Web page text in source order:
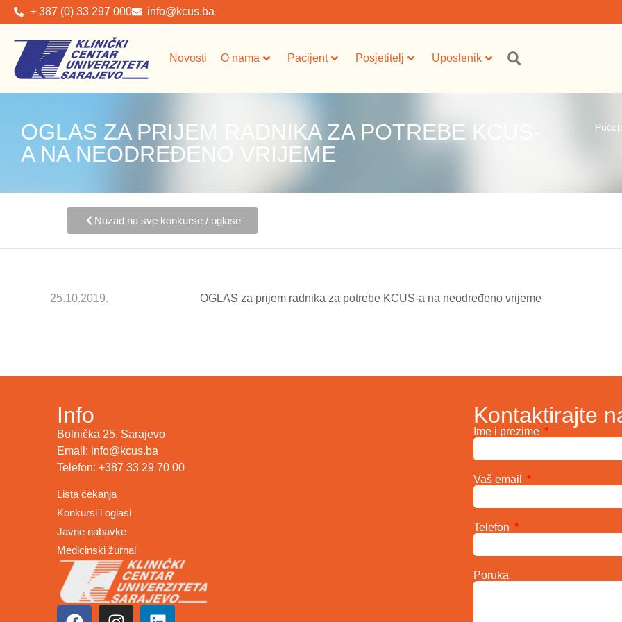
+ 387 (0) 33 297 000 info@kcus.ba
Novosti O nama Pacijent Posjetitelj Uposlenik
OGLAS ZA PRIJEM RADNIKA ZA POTREBE KCUS-
A NA NEODREĐENO VRIJEME
Nazad na sve konkurse / oglase
25.10.2019. OGLAS za prijem radnika za potrebe KCUS-a na neodređeno vrijeme
Info
Bolnička 25, Sarajevo
Email: info@kcus.ba
Telefon: +387 33 29 70 00
Lista čekanja
Konkursi i oglasi
Javne nabavke
Medicinski žurnal
Kontaktirajte
Ime i prezime
Vaš email
Telefon
Poruka